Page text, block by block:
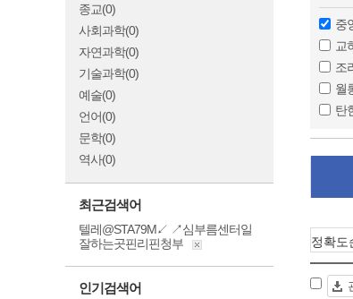
종교(0)
사회과학(0)
자연과학(0)
기술과학(0)
예술(0)
언어(0)
문학(0)
역사(0)
최근검색어
텔레@STA79M↙ ↗심부름센터일
잘하는곳핀리핀청부
인기검색어
중
교
조
월
탄